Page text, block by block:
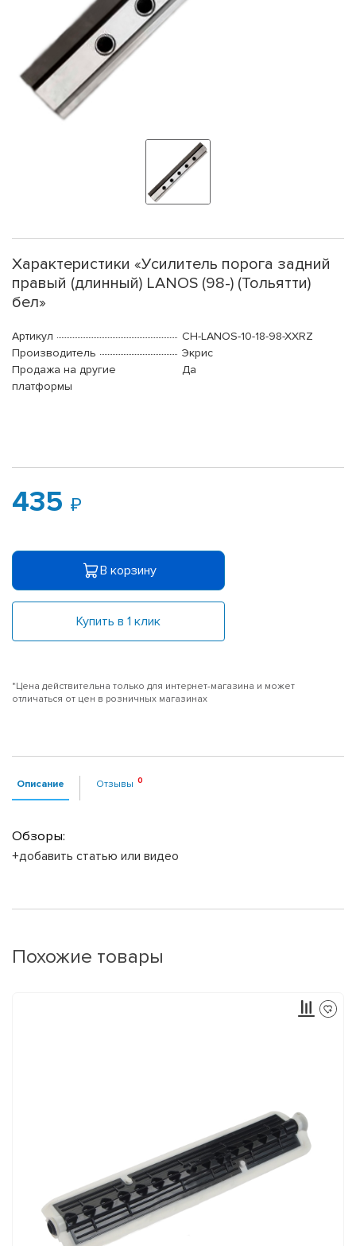
Характеристики «Усилитель порога задний
правый (длинный) LANOS (98-) (Тольятти)
бел»
Артикул
CH-LANOS-10-18-98-XXRZ
Производитель
Экрис
Продажа на другие
платформы
Да
435
В корзину
Купить в 1 клик
*Цена действительна только для интернет-магазина и может
отличаться от цен в розничных магазинах
Описание Отзывы
Обзоры:
+добавить статью или видео
Похожие товары